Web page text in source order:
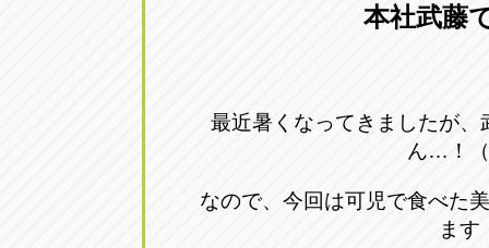
アップル
0566-43-
愛知県碧南市立山町4-32-1
本社武藤
最近暑くなってきましたが
ん…！
なので、今回は可児で食べた
ます